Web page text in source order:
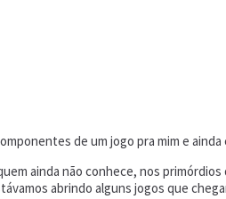
de um jogo pra mim e
ainda não conhece, nos
abrindo alguns jogos que